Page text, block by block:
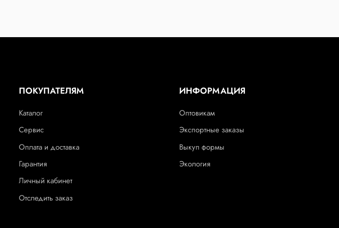
ПОКУПАТЕЛЯМ
Каталог
Сервис
Оплата и доставка
Гарантия
Личный кабинет
Отследить заказ
ИНФОРМАЦИЯ
Оптовикам
Экспортные заказы
Выкуп формы
Экология